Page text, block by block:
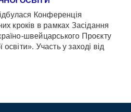
Конференція
кроків в рамках Засідання
швейцарського Проєкту
Участь у заході від